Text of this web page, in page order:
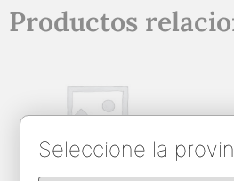
Productos
Seleccione la